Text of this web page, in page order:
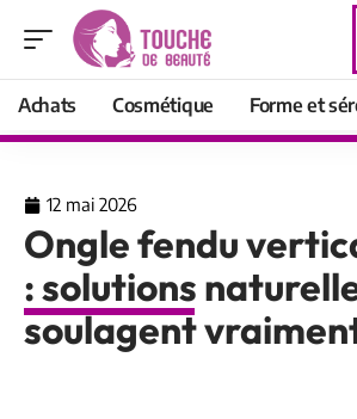
Achats Cosmétique Forme et
12 mai 2026
Ongle fendu
: solutions
soulagent